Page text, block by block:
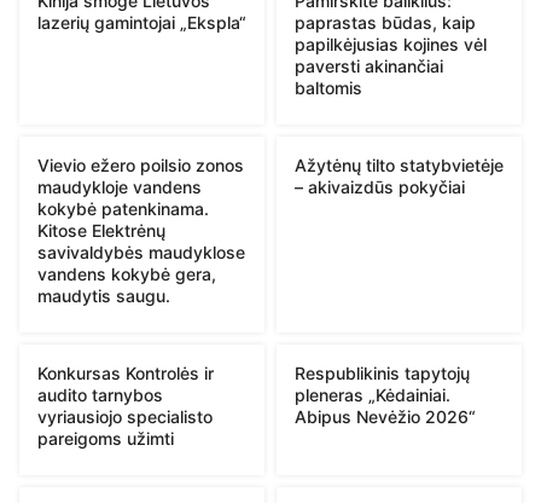
lazerių gamintojai „Ekspla“
paprastas būdas, kaip
papilkėjusias kojines vėl
paversti akinančiai
baltomis
Vievio ežero poilsio zonos
maudykloje vandens
kokybė patenkinama.
Kitose Elektrėnų
savivaldybės maudyklose
vandens kokybė gera,
maudytis saugu.
Ažytėnų tilto statybvietėje
– akivaizdūs pokyčiai
Konkursas Kontrolės ir
audito tarnybos
vyriausiojo specialisto
pareigoms užimti
Respublikinis tapytojų
pleneras „Kėdainiai.
Abipus Nevėžio 2026“